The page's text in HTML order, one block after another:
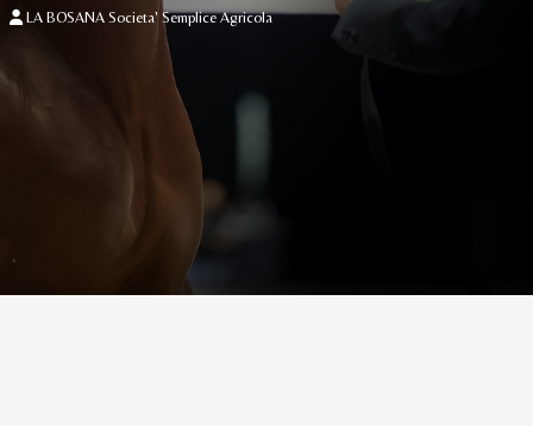
LA BOSANA Societa' Semplice Agricola